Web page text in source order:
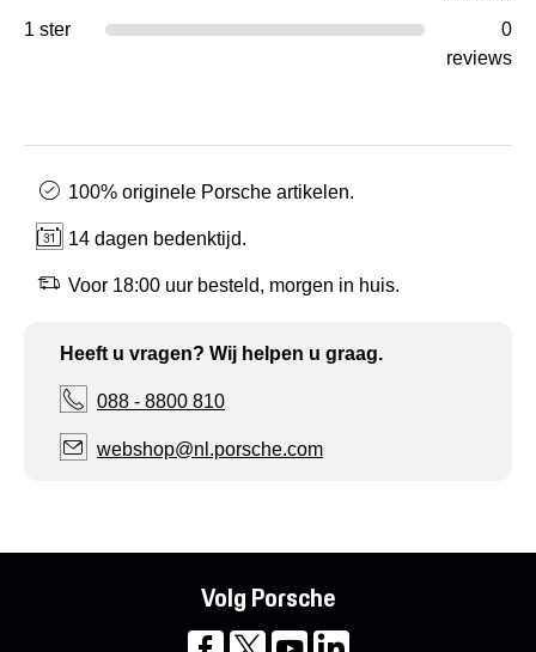
1 ster
0
reviews
100% originele Porsche artikelen.
14 dagen bedenktijd.
Voor 18:00 uur besteld, morgen in huis.
Heeft u vragen? Wij helpen u graag.
088 - 8800 810
webshop@nl.porsche.com
Volg Porsche